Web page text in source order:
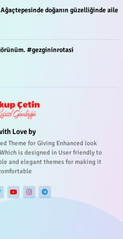
doğanın güzelliğinde aile
#gezgininrotasi
Love by
Theme for Giving Enhanced look
is designed in User friendly to
and elegant themes for making it